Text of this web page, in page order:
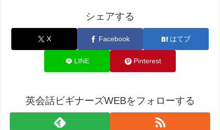
シェアする
X Facebook はてブ
LINE Pinterest
英会話ビギナーズWEBをフォローする